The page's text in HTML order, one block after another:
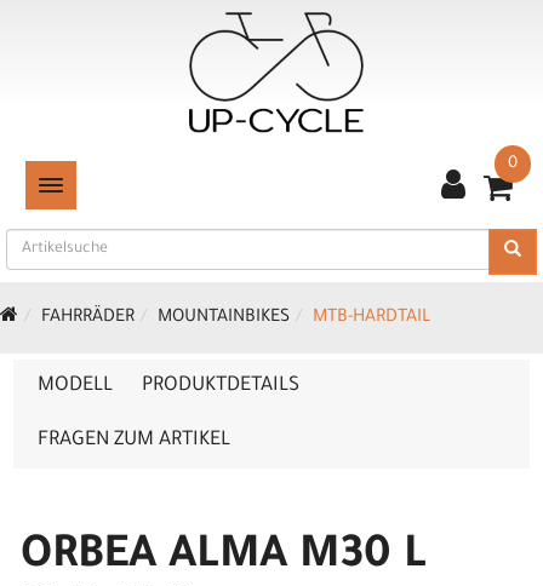
TOGGLE NAVIGATION
0
FAHRRÄDER MOUNTAINBIKES MTB-HARDTAIL
MODELL PRODUKTDETAILS
FRAGEN ZUM ARTIKEL
ORBEA ALMA M30 L